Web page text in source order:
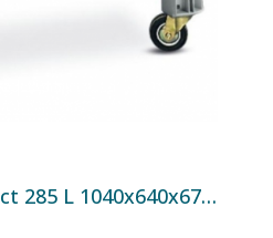
Conteneur compact 285 L 1040x640x670 mm - Version 4 roulettes Ø 100-125 mm